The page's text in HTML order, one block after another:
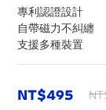
專利認證設計
自帶磁力不糾纏
支援多種裝置
NT$495